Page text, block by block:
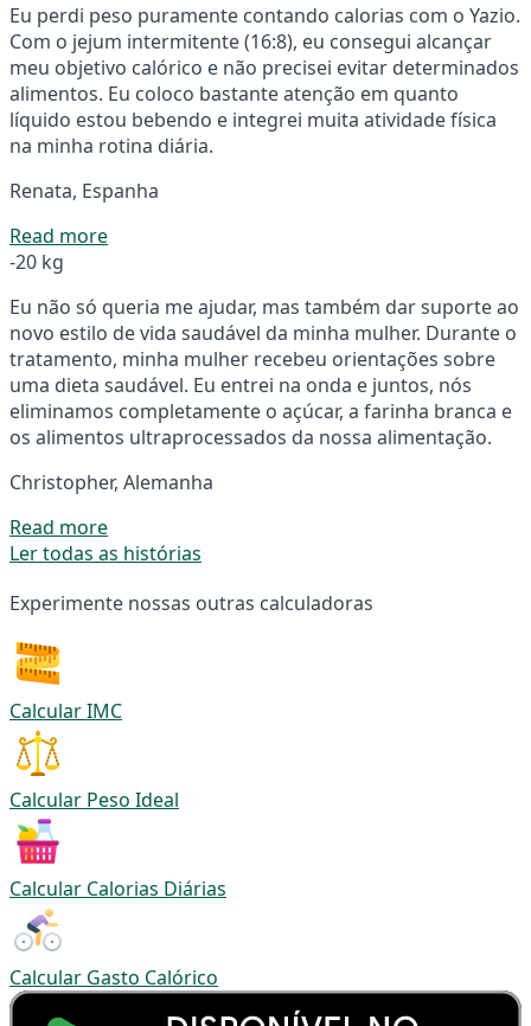
Eu perdi peso puramente contando calorias com o Yazio.
Com o jejum intermitente (16:8), eu consegui alcançar
meu objetivo calórico e não precisei evitar determinados
alimentos. Eu coloco bastante atenção em quanto
líquido estou bebendo e integrei muita atividade física
na minha rotina diária.
Renata, Espanha
Read more
-20 kg
Eu não só queria me ajudar, mas também dar suporte ao
novo estilo de vida saudável da minha mulher. Durante o
tratamento, minha mulher recebeu orientações sobre
uma dieta saudável. Eu entrei na onda e juntos, nós
eliminamos completamente o açúcar, a farinha branca e
os alimentos ultraprocessados da nossa alimentação.
Christopher, Alemanha
Read more
Ler todas as histórias
Experimente nossas outras calculadoras
Calcular IMC
Calcular Peso Ideal
Calcular Calorias Diárias
Calcular Gasto Calórico